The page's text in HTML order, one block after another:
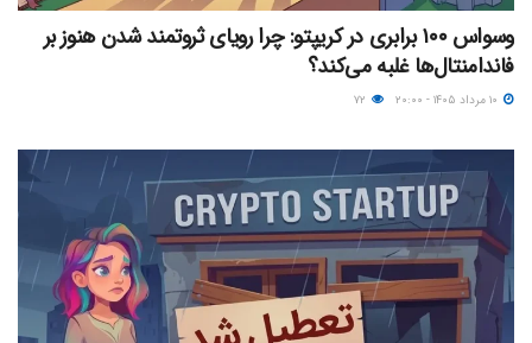
وسواس ۱۰۰ برابری در کریپتو: چرا رویای ثروتمند شدن هنوز بر
فاندامنتال‌ها غلبه می‌کند؟